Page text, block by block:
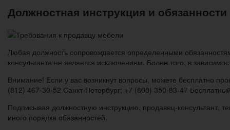
Должностная инструкция и
Любая должность сопровождается определенными
консультанта не является исключением. Более того, в
Внимание! Если у вас возникнут вопросы, можете бесплатно
(812) 467-30-52 Санкт-Петербург; +7 (800) 350-83-47
Подписывая должностную инструкцию, продавец-консультант,
иного порядка обязанностей.